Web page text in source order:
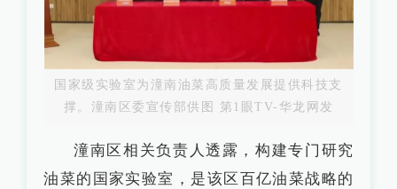
国家级实验室为潼南油菜高质量发展提供科技支
撑。潼南区委宣传部供图 第1眼TV-华龙网发
潼南区相关负责人透露，构建专门研究
油菜的国家实验室，是该区百亿油菜战略的